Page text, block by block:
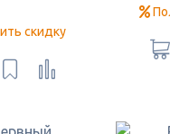
скидку